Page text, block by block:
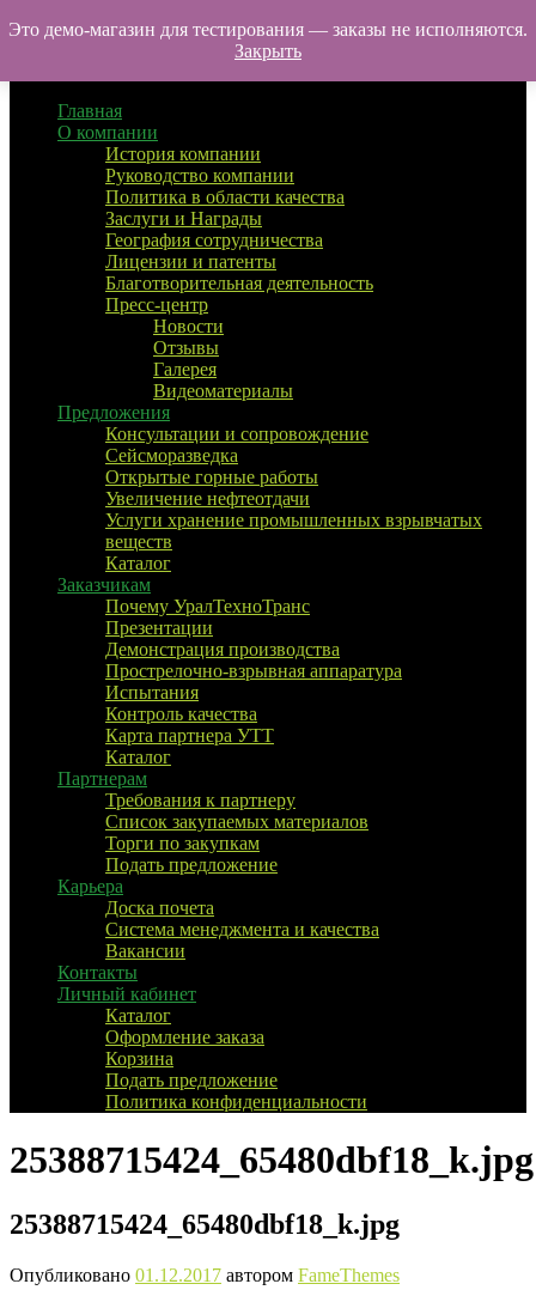
Перейти
УралТехноТранс
Главная
О компании
История компании
Руководство компании
Политика в области качества
Заслуги и Награды
География сотрудничества
Лицензии и патенты
Благотворительная деятельность
Пресс-центр
Новости
Отзывы
Галерея
Видеоматериалы
Предложения
Консультации и сопровождение
Сейсморазведка
Открытые горные работы
Увеличение нефтеотдачи
Услуги хранение промышленных взрывчатых
веществ
Каталог
Заказчикам
Почему УралТехноТранс
Презентации
Демонстрация производства
Прострелочно-взрывная аппаратура
Испытания
Контроль качества
Карта партнера УТТ
Каталог
Партнерам
Требования к партнеру
Список закупаемых материалов
Торги по закупкам
Подать предложение
Карьера
Доска почета
Система менеджмента и качества
Вакансии
Контакты
Личный кабинет
Каталог
Оформление заказа
Корзина
Подать предложение
Политика конфиденциальности
25388715424_65480dbf18_k.jpg
25388715424_65480dbf18_k.jpg
Опубликовано 01.12.2017 автором FameThemes
Это демо-магазин для тестирования — заказы не исполняются.
Закрыть